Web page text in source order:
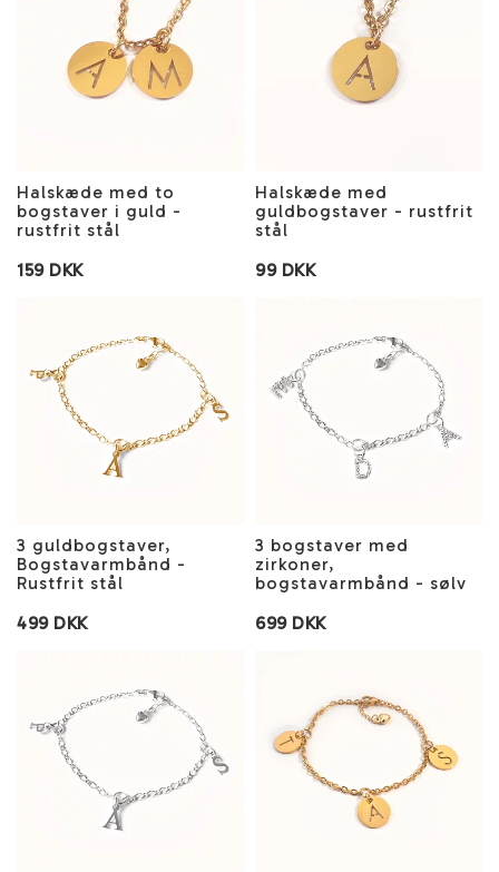
Halskæde med to
bogstaver i guld -
rustfrit stål
159 DKK
Halskæde med
guldbogstaver - rustfrit
stål
99 DKK
3 guldbogstaver,
Bogstavarmbånd -
Rustfrit stål
499 DKK
3 bogstaver med
zirkoner,
bogstavarmbånd - sølv
699 DKK